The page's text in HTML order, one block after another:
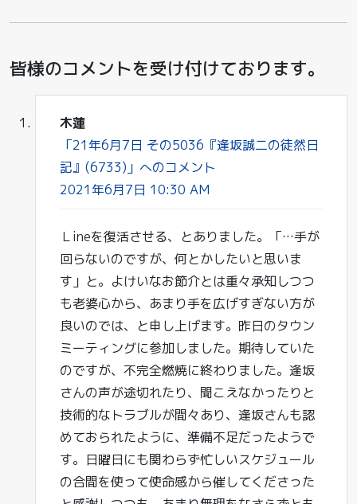
皆様のコメントを受け付けております。
木蓮
「21年6月7日 その5036『逢坂誠二の徒然日
記』(6733)」へのコメント
2021年6月7日 10:30 AM
Ｌineを復活させる、とありました。「…手が
回らないのですが、何とかしたいと思いま
す」と。よけいなお節介とは重々承知しつつ
も老婆心から、あまり手を広げすぎない方が
良いのでは、と申し上げます。昨日のタウン
ミーティングに参加しました。期待していた
のですが、不完全燃焼に終わりました。逢坂
さんの声が途切れたり、聞こえなかったりと
技術的なトラブルが間々あり、逢坂さんも認
めておられたように、準備不足だったようで
す。日曜日にも関わらず忙しいスケジュール
の合間を使って使命感から催してくださった